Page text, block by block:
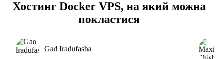
Хостинг Docker VPS, на який можна
покластися
Gad Iradufasha